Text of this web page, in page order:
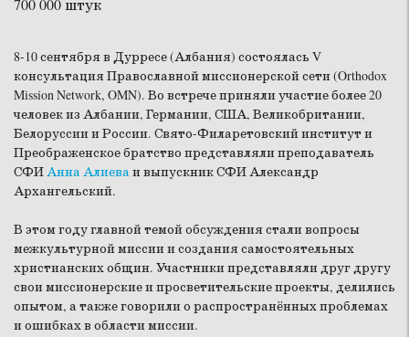
8-10 сентября в Дурресе (Албания) состоялась V
консультация Православной миссионерской сети (Orthodox
Mission Network, OMN). Во встрече приняли участие более 20
человек из Албании, Германии, США, Великобритании,
Белоруссии и России. Свято-Филаретовский институт и
Преображенское братство представляли преподаватель
СФИАнна Алиеваи выпускник СФИ Александр
Архангельский.
В этом году главной темой обсуждения стали вопросы
межкультурной миссии и создания самостоятельных
христианских общин. Участники представляли друг другу
свои миссионерские и просветительские проекты, делились
опытом, а также говорили о распространённых проблемах
и ошибках в области миссии.